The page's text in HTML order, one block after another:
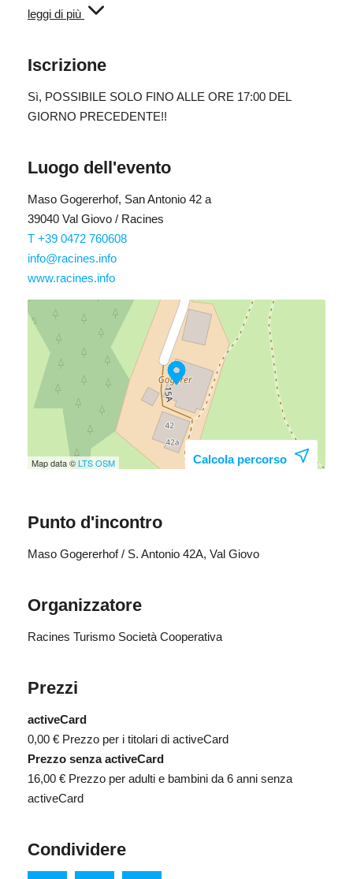
le indicazioni per il Gogererhof per circa 1 km fino al
leggi di più
Iscrizione
Sì, POSSIBILE SOLO FINO ALLE ORE 17:00 DEL
GIORNO PRECEDENTE!!
Luogo dell'evento
Maso Gogererhof, San Antonio 42 a
39040 Val Giovo / Racines
T +39 0472 760608
info@racines.info
www.racines.info
Map data ©LTSOSM Calcola percorso
Punto d'incontro
Maso Gogererhof / S. Antonio 42A, Val Giovo
Organizzatore
Racines Turismo Società Cooperativa
Prezzi
activeCard
0,00 € Prezzo per i titolari di activeCard
Prezzo senza activeCard
16,00 € Prezzo per adulti e bambini da 6 anni senza
activeCard
Condividere